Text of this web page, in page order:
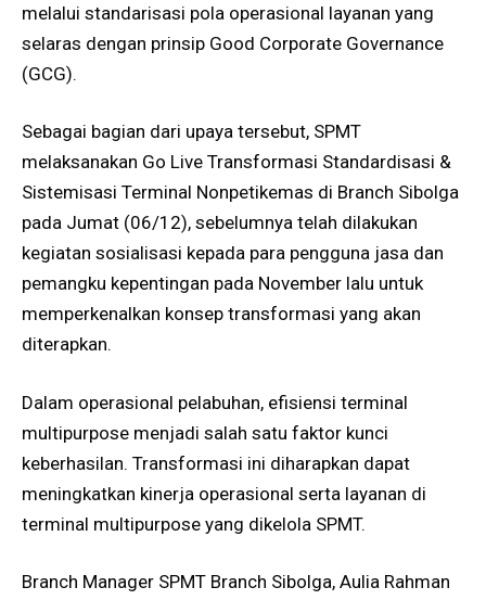
melalui standarisasi pola operasional layanan yang
selaras dengan prinsip Good Corporate Governance
(GCG).
Sebagai bagian dari upaya tersebut, SPMT
melaksanakan Go Live Transformasi Standardisasi &
Sistemisasi Terminal Nonpetikemas di Branch Sibolga
pada Jumat (06/12), sebelumnya telah dilakukan
kegiatan sosialisasi kepada para pengguna jasa dan
pemangku kepentingan pada November lalu untuk
memperkenalkan konsep transformasi yang akan
diterapkan.
Dalam operasional pelabuhan, efisiensi terminal
multipurpose menjadi salah satu faktor kunci
keberhasilan. Transformasi ini diharapkan dapat
meningkatkan kinerja operasional serta layanan di
terminal multipurpose yang dikelola SPMT.
Branch Manager SPMT Branch Sibolga, Aulia Rahman